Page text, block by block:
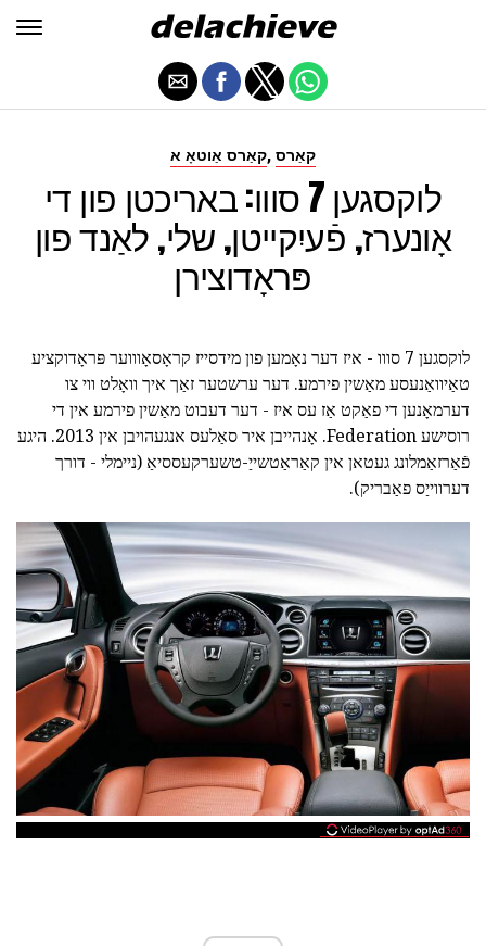
קאַרס אַוטאָ א, קאַרס
לוקסגען 7 סווו: באריכטן פון די
אָונערז, פֿעיִקייטן, שלי, לאַנד פון
פּראָדוצירן
לוקסגען 7 סווו - איז דער נאָמען פון מידסייז קראָסאָוווער פּראָדוקציע
טאַיוואַנעסע מאַשין פירמע. דער ערשטער זאַך איך וואָלט ווי צו
דערמאָנען די פאַקט אַז עס איז - דער דעבוט מאַשין פירמע אין די
רוסישע Federation. אָנהייבן איר סאַלעס אנגעהויבן אין 2013. היגע
פֿאַרזאַמלונג געטאן אין קאַראַטשייַ-טשערקעססיאַ (ניימלי - דורך
דערווייַס פאַבריק).